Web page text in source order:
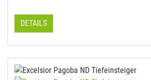
DETAILS